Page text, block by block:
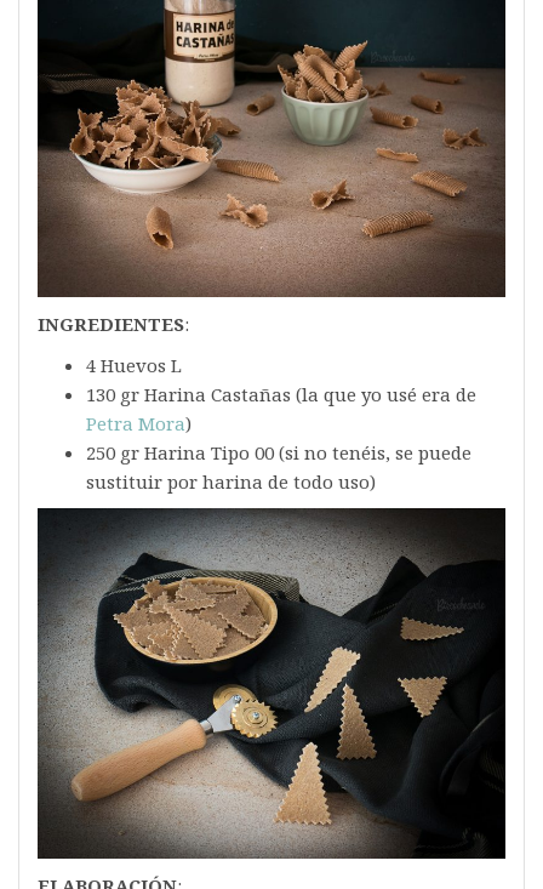
INGREDIENTES:
4 Huevos L
130 gr Harina Castañas (la que yo usé era de
Petra Mora)
250 gr Harina Tipo 00 (si no tenéis, se puede
sustituir por harina de todo uso)